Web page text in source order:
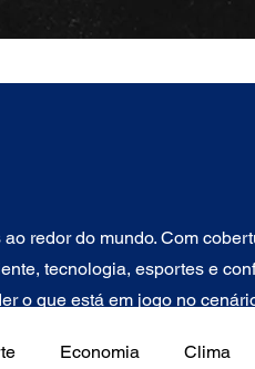
redor do mundo. Com
tecnologia, esportes e
o que está em jogo no
Economia Clima